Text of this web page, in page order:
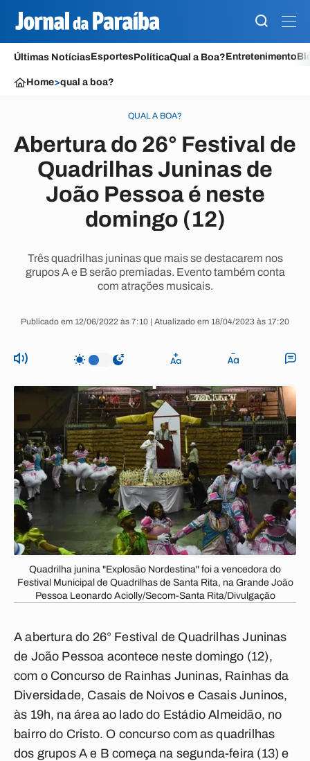
Últimas NotíciasEsportesPolíticaQual a Boa?Entretenimento
Home>qual a boa?
QUAL A BOA?
Abertura do 26° Festival de
Quadrilhas Juninas de
João Pessoa é neste
domingo (12)
Três quadrilhas juninas que mais se destacarem nos
grupos A e B serão premiadas. Evento também conta
com atrações musicais.
Publicado em 12/06/2022 às 7:10 | Atualizado em 18/04/2023 às 17:20
Quadrilha junina "Explosão Nordestina" foi a vencedora do
Festival Municipal de Quadrilhas de Santa Rita, na Grande João
Pessoa Leonardo Aciolly/Secom-Santa Rita/Divulgação
A abertura do 26° Festival de Quadrilhas Juninas
de João Pessoa acontece neste domingo (12),
com o Concurso de Rainhas Juninas, Rainhas da
Diversidade, Casais de Noivos e Casais Juninos,
às 19h, na área ao lado do Estádio Almeidão, no
bairro do Cristo. O concurso com as quadrilhas
dos grupos A e B começa na segunda-feira (13) e